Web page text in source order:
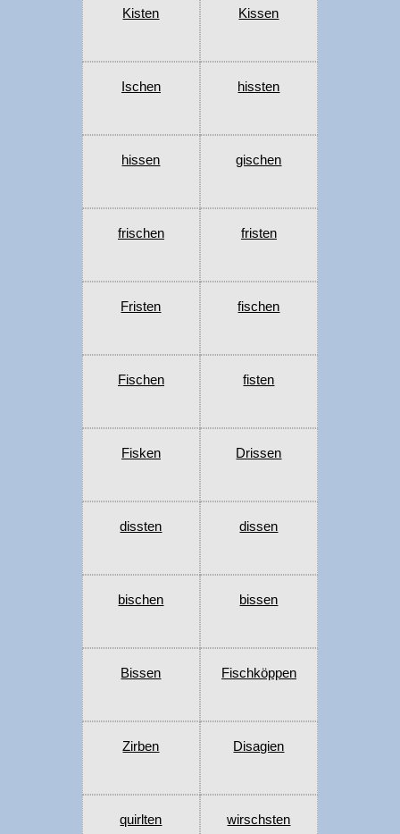
Kisten Kissen
Ischen hissten
hissen gischen
frischen fristen
Fristen fischen
Fischen fisten
Fisken Drissen
dissten dissen
bischen bissen
Bissen Fischköppen
Zirben Disagien
quirlten wirschsten